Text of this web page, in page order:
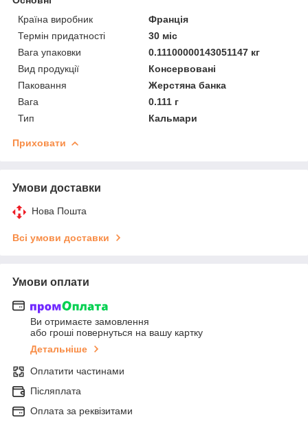
Країна виробник
Франція
Термін придатності
30 міс
Вага упаковки
0.11100000143051147 кг
Вид продукції
Консервовані
Паковання
Жерстяна банка
Вага
0.111 г
Тип
Кальмари
Приховати
Умови доставки
Нова Пошта
Всі умови доставки
Умови оплати
Ви отримаєте замовлення
або гроші повернуться на вашу картку
Детальніше
Оплатити частинами
Післяплата
Оплата за реквізитами